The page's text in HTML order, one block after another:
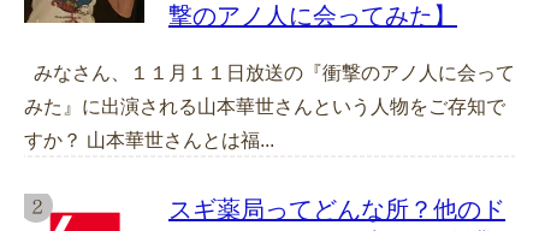
撃のアノ人に会ってみた】
みなさん、１１月１１日放送の『衝撃のアノ人に会って
みた』に出演される山本華世さんという人物をご存知で
すか？ 山本華世さんとは福...
スギ薬局ってどんな所？他のド